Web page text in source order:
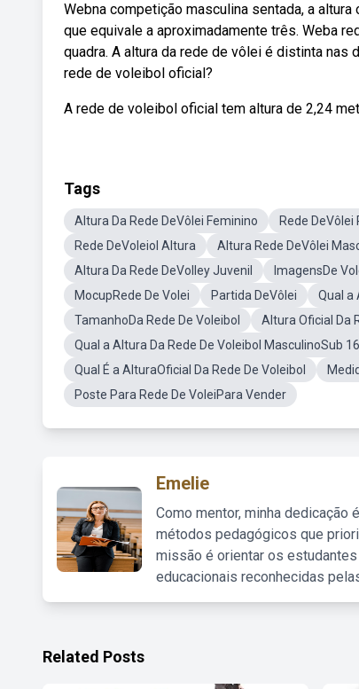
Webna competição masculina sentada, a
que equivale a aproximadamente três. Weba
quadra. A altura da rede de vôlei é distinta
rede de voleibol oficial?
A rede de voleibol oficial tem altura de 2,24
Tags
Altura Da Rede DeVôlei Feminino Rede DeVôlei
Rede DeVoleiol Altura
Altura Rede DeVôlei
Altura Da Rede DeVolley Juvenil
ImagensDe
MocupRede De Volei
Partida DeVôlei Qual a
TamanhoDa Rede De Voleibol
Altura Oficial Da
Qual a Altura Da Rede De Voleibol MasculinoSub 16
Qual É a AlturaOficial Da Rede De Voleibol
Poste Para Rede De VoleiPara Vender
Emelie
Como mentor, minha
métodos pedagógicos que
missão é orientar os
educacionais reconhecidas
Related Posts